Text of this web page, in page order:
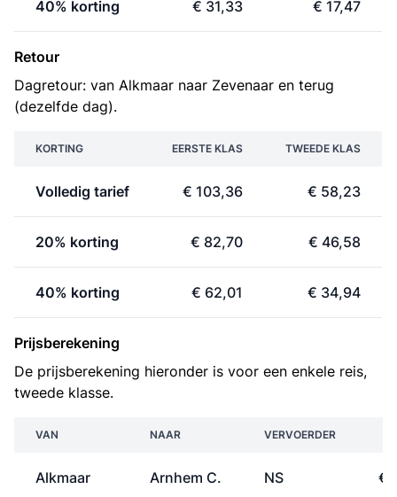
40% korting € 31,33 € 17,47
Retour
Dagretour: van Alkmaar naar Zevenaar en terug
(dezelfde dag).
KORTING EERSTE KLAS TWEEDE KLAS
Volledig tarief € 103,36 € 58,23
20% korting € 82,70 € 46,58
40% korting € 62,01 € 34,94
Prijsberekening
De prijsberekening hieronder is voor een enkele reis,
tweede klasse.
VAN NAAR VERVOERDER
Alkmaar Arnhem C. NS €